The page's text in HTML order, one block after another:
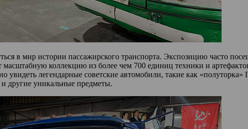
в мир истории пассажирского транспорта. Экспозицию часто
масштабную коллекцию из более чем 700 единиц техники и
увидеть легендарные советские автомобили, такие как
другие уникальные предметы.